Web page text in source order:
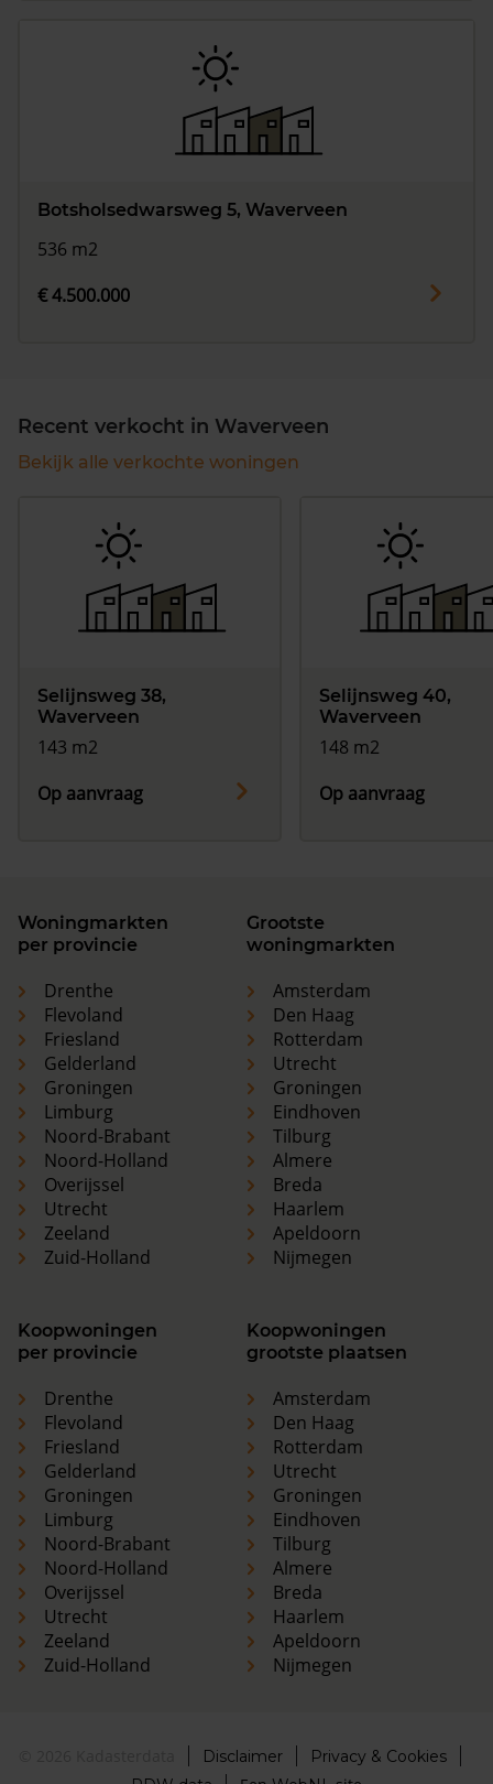
Botsholsedwarsweg 5, Waverveen
536 m2
€ 4.500.000
Recent verkocht in Waverveen
Bekijk alle verkochte woningen
Selijnsweg 38,
Waverveen
143 m2
Op aanvraag
Selijnsweg 40,
Waverveen
148 m2
Op aanvraag
Woningmarkten
per provincie
Drenthe
Flevoland
Friesland
Gelderland
Groningen
Limburg
Noord-Brabant
Noord-Holland
Overijssel
Utrecht
Zeeland
Zuid-Holland
Grootste
woningmarkten
Amsterdam
Den Haag
Rotterdam
Utrecht
Groningen
Eindhoven
Tilburg
Almere
Breda
Haarlem
Apeldoorn
Nijmegen
Koopwoningen
per provincie
Drenthe
Flevoland
Friesland
Gelderland
Groningen
Limburg
Noord-Brabant
Noord-Holland
Overijssel
Utrecht
Zeeland
Zuid-Holland
Koopwoningen
grootste plaatsen
Amsterdam
Den Haag
Rotterdam
Utrecht
Groningen
Eindhoven
Tilburg
Almere
Breda
Haarlem
Apeldoorn
Nijmegen
Disclaimer
Privacy & Cookies